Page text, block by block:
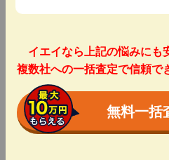
イエイなら上記の悩みにも
複数社への一括査定で信頼で
無料一括